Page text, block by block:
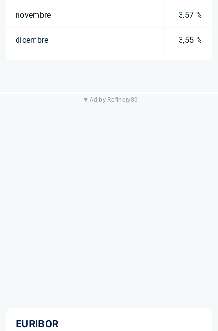
novembre 3,57 %
dicembre 3,55 %
▼ Ad by Refinery89
EURIBOR